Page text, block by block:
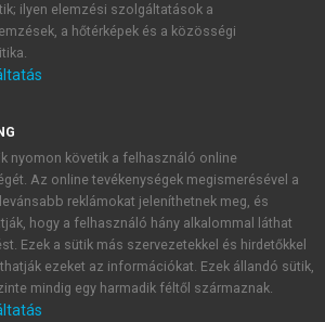
a MeRSZ újdonságairól, akcióiról.
az Akadémiai Kiadó Zrt. újdonságairól,
ilyen elemzési szolgáltatások a
a hőtérképek és a közösségi
nyomon követik a felhasználó online
Az online tevékenységek megismerésével a
reklámokat jeleníthetnek meg, és
hogy a felhasználó hány alkalommal láthat
Ezek a sütik más szervezetekkel és hirdetőkkel
ezeket az információkat. Ezek állandó sütik,
mindig egy harmadik féltől származnak.